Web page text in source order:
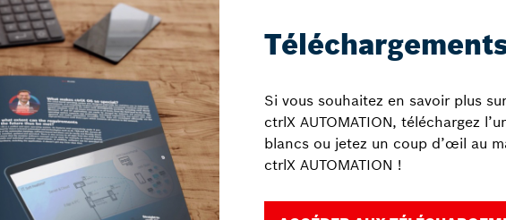
Si vous souhaitez en savoir plus sur
ctrlX AUTOMATION, téléchargez
blancs ou jetez un coup d’œil au
ctrlX AUTOMATION !